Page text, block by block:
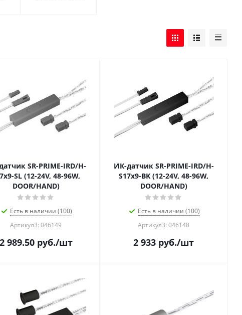
SR-PRIME-IRD/H-
SL (12-24V, 48-96W,
DOOR/HAND)
Есть в наличии (100)
Артикул3: 046149
2 989.50руб./шт
ИК-датчик SR-PRIME-IRD/H-
S17х9-BK (12-24V, 48-96W,
DOOR/HAND)
Есть в наличии (100)
Артикул3: 046148
2 933 руб./шт